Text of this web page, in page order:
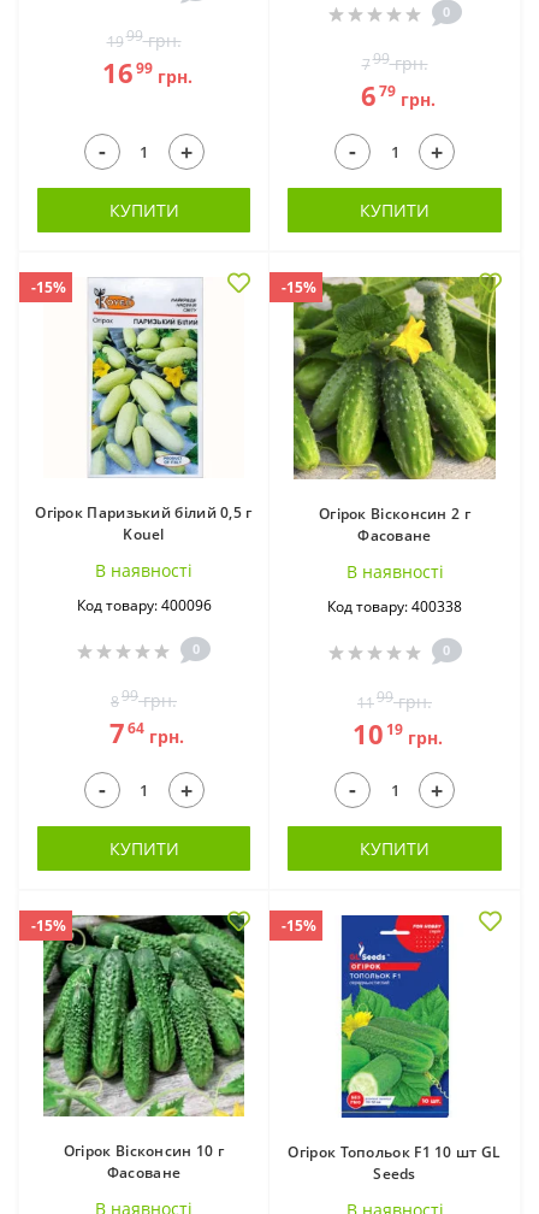
1999грн.
1699грн.
- +
КУПИТИ
0
799грн.
679грн.
- +
КУПИТИ
-15%
Огірок Паризький білий 0,5 г
Kouel
В наявностi
Код товару: 400096
0
899грн.
764 грн.
- +
КУПИТИ
-15%
Огірок Вісконсин 2 г
Фасоване
В наявностi
Код товару: 400338
0
1199грн.
10 19 грн.
- +
КУПИТИ
-15%
Огірок Вісконсин 10 г
Фасоване
В наявностi
-15%
Огірок Топольок F1 10 шт GL
Seeds